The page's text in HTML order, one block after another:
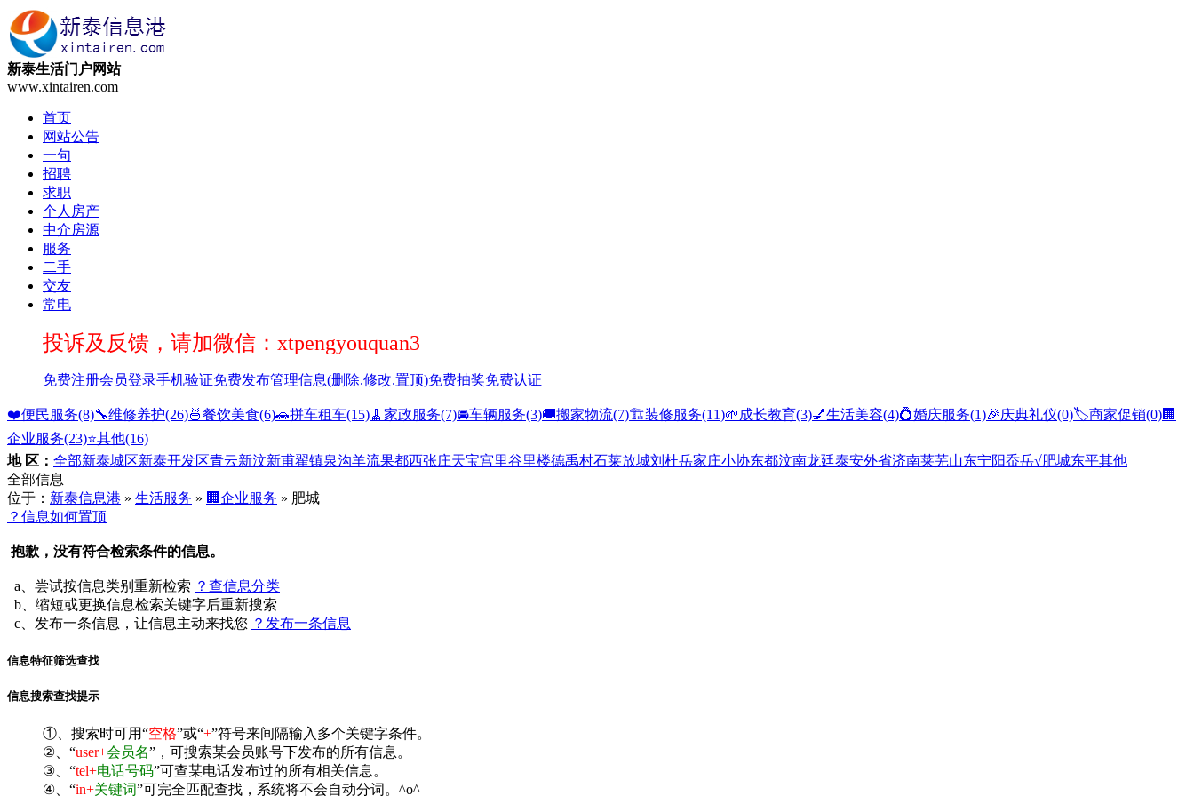
新泰生活门户网站
www.xintairen.com
首页
网站公告
一句
招聘
求职
个人房产
中介房源
服务
二手
交友
常电
投诉及反馈，请加微信：xtpengyouquan3
免费注册会员登录手机验证免费发布管理信息(删除.修改.置顶)免费抽奖免费认证
❤️便民服务(8)🔧维修养护(26)🍜餐饮美食(6)🚗拼车租车(15)🧹家政服务(7)🚘车辆服务(3)🚚搬家物流(7)🏗️装修服务(11)🌱成长教育(3)💅生活美容(4)💍婚庆服务(1)🎉庆典礼仪(0)🏷️商家促销(0)🏢
企业服务(23)⭐️其他(16)
地 区： 全部新泰城区新泰开发区青云新汶新甫翟镇泉沟羊流果都西张庄天宝宫里谷里楼德禹村石莱放城刘杜岳家庄小协东都汶南龙廷泰安外省济南莱芜山东宁阳岙岳√肥城东平其他
全部信息
位于： 新泰信息港 » 生活服务 » 🏢企业服务 » 肥城
？信息如何置顶
抱歉，没有符合检索条件的信息。
a、尝试按信息类别重新检索 ？查信息分类
b、缩短或更换信息检索关键字后重新搜索
c、发布一条信息，让信息主动来找您 ？发布一条信息
信息特征筛选查找
信息搜索查找提示
①、搜索时可用“空格”或“+”符号来间隔输入多个关键字条件。
②、“user+会员名”，可搜索某会员账号下发布的所有信息。
③、“tel+电话号码”可查某电话发布过的所有相关信息。
④、“in+关键词”可完全匹配查找，系统将不会自动分词。^o^